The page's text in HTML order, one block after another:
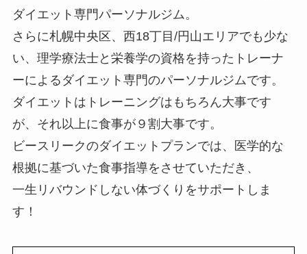
ダイエット専門パーソナルジム。
さらに札幌中央区、西18丁目/円山エリアでも少な
い、理学療法士と栄養学の資格を持ったトレーナ
ーによるダイエット専門のパーソナルジムです。
ダイエットはトレーニングはもちろん大事です
が、それ以上に食事が９割大事です。
ビースリークのダイエットプランでは、医学的な
根拠に基づいた食事指導をさせていただき、
一生リバウンドしない体づくりをサポートしま
す！